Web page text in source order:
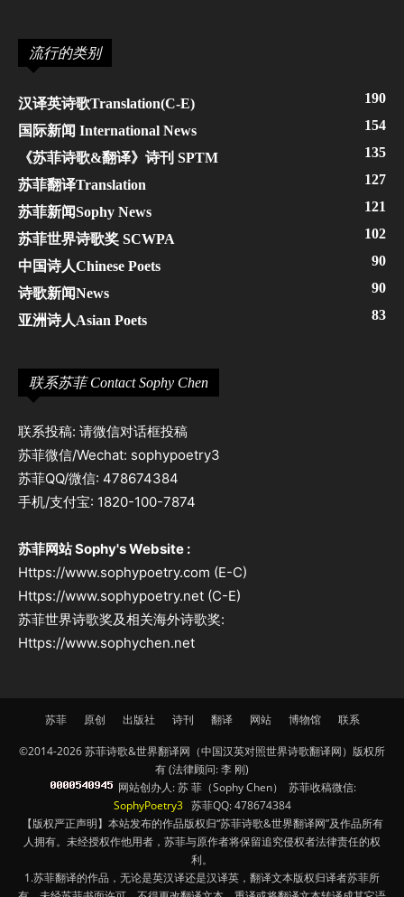
流行的类别
汉译英诗歌Translation(C-E) 190
国际新闻 International News 154
《苏菲诗歌&翻译》诗刊 SPTM 135
苏菲翻译Translation 127
苏菲新闻Sophy News 121
苏菲世界诗歌奖 SCWPA 102
中国诗人Chinese Poets 90
诗歌新闻News 90
亚洲诗人Asian Poets 83
联系苏菲 Contact Sophy Chen
联系投稿: 请微信对话框投稿
苏菲微信/Wechat: sophypoetry3
苏菲QQ/微信: 478674384
手机/支付宝: 1820-100-7874
苏菲网站 Sophy's Website :
Https://www.sophypoetry.com (E-C)
Https://www.sophypoetry.net (C-E)
苏菲世界诗歌奖及相关海外诗歌奖:
Https://www.sophychen.net
苏菲 原创 出版社 诗刊 翻译 网站 博物馆 联系
©2014-2026 苏菲诗歌&世界翻译网（中国汉英对照世界诗歌翻译网）版权所
有 (法律顾问: 李 刚)
网站创办人: 苏 菲（Sophy Chen） 苏菲收稿微信:
SophyPoetry3苏菲QQ: 478674384
【版权严正声明】本站发布的作品版权归“苏菲诗歌&世界翻译网”及作品所有
人拥有。未经授权作他用者，苏菲与原作者将保留追究侵权者法律责任的权
利。
1.苏菲翻译的作品，无论是英汉译还是汉译英，翻译文本版权归译者苏菲所